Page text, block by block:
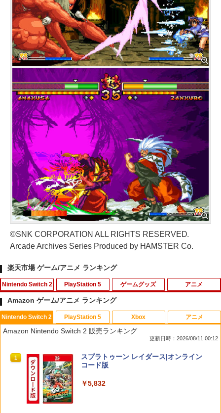
©SNK CORPORATION ALL RIGHTS RESERVED.
Arcade Archives Series Produced by HAMSTER Co.
楽天市場 ゲーム/アニメ ランキング
Nintendo Switch 2
1
Switch2 保護フィルム スイッチ2 保護フ
ィルム switch2 フィルム Switch2 ガラ
スフィルム スイッチ2 フィルム ガイド
アクセサリー Nintendo Switch2 ケース
可 透明 ブルーライト カット 99％ FIRM
PlayStation 5 ゲームグッズ
1
【中古】PS2 龍が如く2 PS2 the Be
st
アニメ
1
劇場版「鬼滅の刃」無限城編 第一章 猗
窩座再来(通常版)【Blu-ray】 [ 吾峠呼世
￥3,960
Amazon ゲーム/アニメ ランキング
Nintendo Switch 2
Amazon Nintendo Switch 2 販売ランキング
更新日時：2026/08/11 00:12
1
スプラトゥーン レイダース|オンライン
コード版
￥5,832
PlayStation 5 Xbox アニメ